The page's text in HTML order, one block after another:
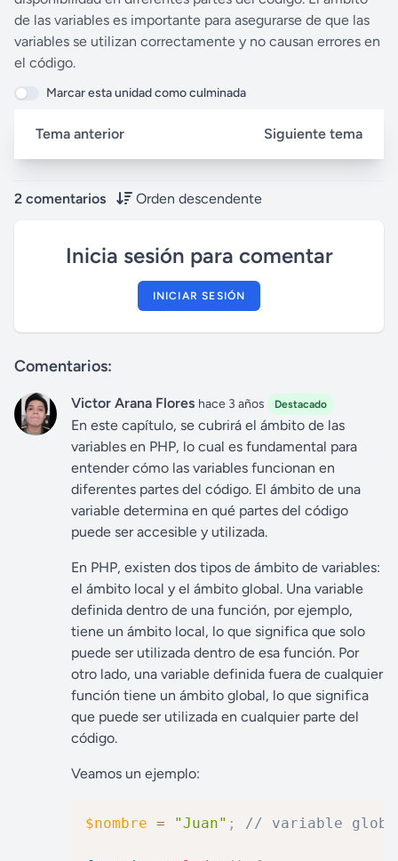
g
s
u
l
de las variables es importante para asegurarse de que las
variables se utilizan correctamente y no causan errores en
el código.
Marcar esta unidad como culminada
Tema anterior Siguiente tema
2 comentarios Orden descendente
Inicia sesión para comentar
INICIAR SESIÓN
Comentarios:
Victor Arana Flores hace 3 años Destacado
En este capítulo, se cubrirá el ámbito de las
variables en PHP, lo cual es fundamental para
entender cómo las variables funcionan en
diferentes partes del código. El ámbito de una
variable determina en qué partes del código
puede ser accesible y utilizada.
En PHP, existen dos tipos de ámbito de variables:
el ámbito local y el ámbito global. Una variable
definida dentro de una función, por ejemplo,
tiene un ámbito local, lo que significa que solo
puede ser utilizada dentro de esa función. Por
otro lado, una variable definida fuera de cualquier
función tiene un ámbito global, lo que significa
que puede ser utilizada en cualquier parte del
código.
Veamos un ejemplo:
$nombre = "Juan" ; // variable